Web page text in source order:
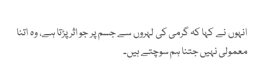
انہوں نے کہا کہ گرمی کی لہروں سے جسم پر جو اثر پڑتا ہے، وہ اتنا
معمولی نہیں جتنا ہم سوچتے ہیں۔